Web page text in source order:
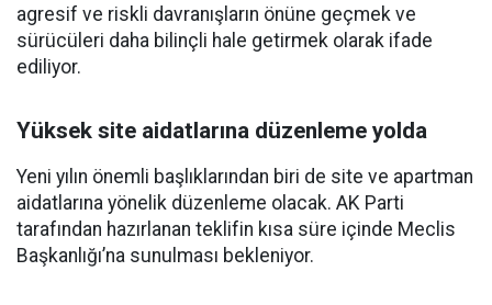
agresif ve riskli davranışların önüne geçmek ve
sürücüleri daha bilinçli hale getirmek olarak ifade
ediliyor.
Yüksek site aidatlarına düzenleme yolda
Yeni yılın önemli başlıklarından biri de site ve apartman
aidatlarına yönelik düzenleme olacak. AK Parti
tarafından hazırlanan teklifin kısa süre içinde Meclis
Başkanlığı’na sunulması bekleniyor.